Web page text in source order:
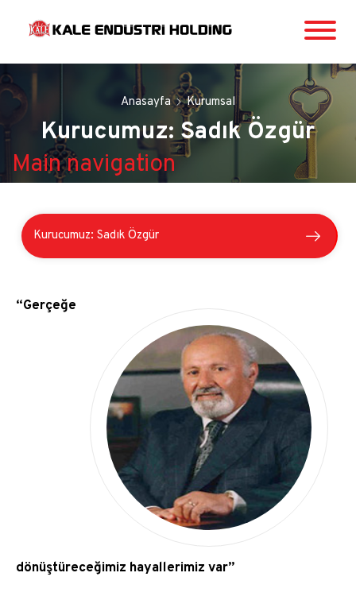
Anasayfa Kurumsal
Kurucumuz: Sadık Özgür
Main navigation
Kurucumuz: Sadık Özgür
Main
Yönetim Kurulu Başkanı’nın Mesajı
“Gerçeğe
dönüştüreceğimiz hayallerimiz var”